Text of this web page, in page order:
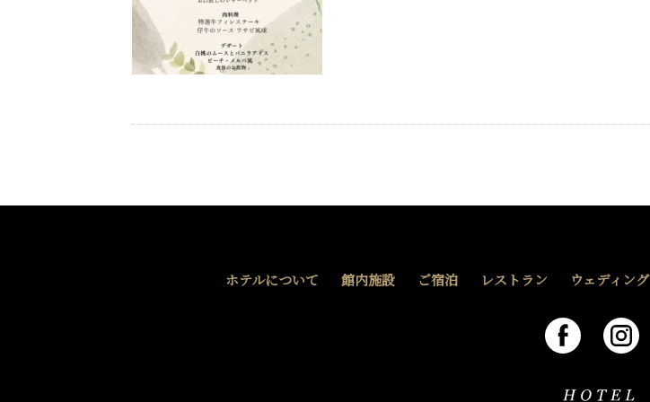
ホテルについて 館内施設 ご宿泊 レストラン ウェディング